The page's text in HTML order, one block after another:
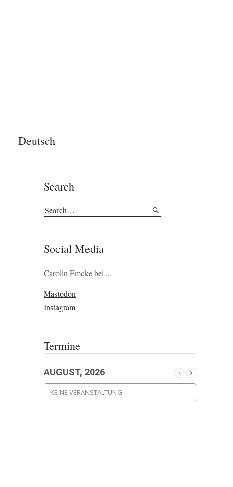
Deutsch
Search
Social Media
Carolin Emcke bei ...
Mastodon
Instagram
Termine
AUGUST, 2026
KEINE VERANSTALTUNG